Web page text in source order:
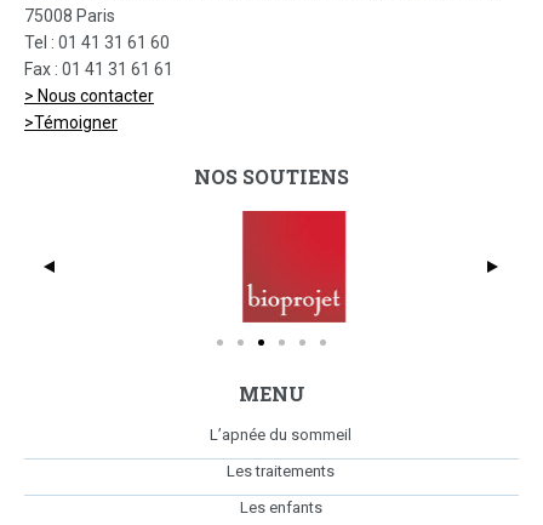
75008 Paris
Tel : 01 41 31 61 60
Fax : 01 41 31 61 61
> Nous contacter
>Témoigner
NOS SOUTIENS
MENU
L’apnée du sommeil
Les traitements
Les enfants